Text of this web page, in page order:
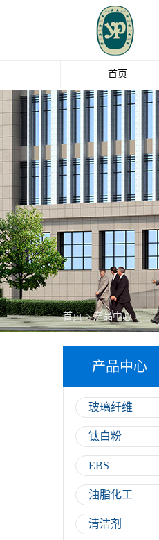
首页
首页 > 产品中心 >
产品中心
玻璃纤维
钛白粉
EBS
油脂化工
清洁剂